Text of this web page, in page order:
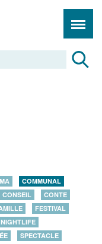
COMMUNAL
CONSEIL
CONTE
FESTIVAL
NIGHTLIFE
SPECTACLE